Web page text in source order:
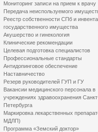
Мониторинг записи на прием к врачу
Передача неиспользуемого
Реестр собственности СПб и
государственного имущества
Акушерство и гинекология
Клинические рекомендации
Целевая подготовка специалистов
Профессиональные стандарты
Антидопинговое обеспечение
Наставничество
Резерв руководителей ГУП и ГУ
Вакансии медицинского персонала в
учреждениях здравоохранения
Петербурга
Маркировка лекарственных
МДЛП)
Программа «Земский доктор»